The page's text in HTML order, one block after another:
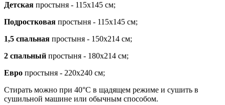
Детская простыня - 115х145 см;
Подростковая простыня - 115х145 см;
1,5 спальная простыня - 150х214 см;
2 спальный простыня - 180х214 см;
Евро простыня - 220х240 см;
Стирать можно при 40°С в щадящем режиме и сушить в
сушильной машине или обычным способом.